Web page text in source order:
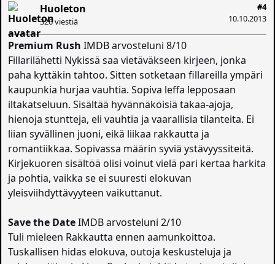
#4
10.10.2013
Huoleton
326 viestiä
Premium Rush IMDB arvosteluni 8/10
Fillarilähetti Nykissä saa vietäväkseen kirjeen, jonka
paha kyttäkin tahtoo. Sitten sotketaan fillareilla ympäri
kaupunkia hurjaa vauhtia. Sopiva leffa lepposaan
iltakatseluun. Sisältää hyvännäköisiä takaa-ajoja,
hienoja stuntteja, eli vauhtia ja vaarallisia tilanteita. Ei
liian syvällinen juoni, eikä liikaa rakkautta ja
romantiikkaa. Sopivassa määrin syviä ystävyyssiteitä.
Kirjekuoren sisältöä olisi voinut vielä pari kertaa harkita
ja pohtia, vaikka se ei suuresti elokuvan
yleisviihdyttävyyteen vaikuttanut.
Save the DateIMDB arvosteluni 2/10
Tuli mieleen Rakkautta ennen aamunkoittoa.
Tuskallisen hidas elokuva, outoja keskusteluja ja